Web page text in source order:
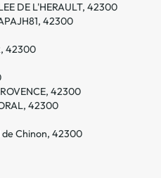
DE L'HERAULT, 42300
42300
42300
42300
42300
de Chinon, 42300